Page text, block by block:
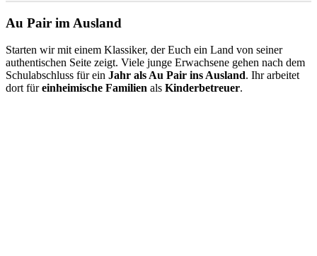
Au Pair im Ausland
Starten wir mit einem Klassiker, der Euch ein Land von seiner
authentischen Seite zeigt. Viele junge Erwachsene gehen nach dem
Schulabschluss für ein Jahr als Au Pair ins Ausland. Ihr arbeitet
dort füreinheimische Familien als Kinderbetreuer.